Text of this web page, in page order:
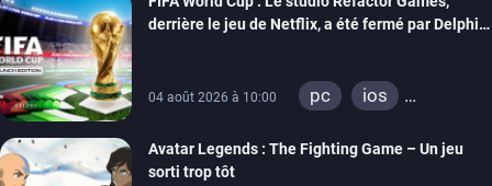
derrière le jeu de Netflix, a été fermé par Delphi
04 août 2026 à 10:00 pc
ios
Avatar Legends : The Fighting Game – Un jeu
sorti trop tôt